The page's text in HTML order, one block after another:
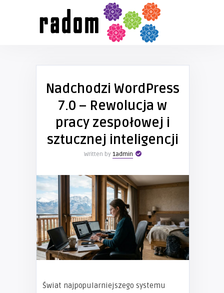
Nadchodzi WordPress
7.0 – Rewolucja w
pracy zespołowej i
sztucznej inteligencji
Written by 1admin
Świat najpopularniejszego systemu